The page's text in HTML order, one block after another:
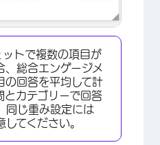
ットで複数の項目が
、総合エンゲージメ
の回答を平均して計
とカテゴリーで回答
同じ重み設定には
てください。